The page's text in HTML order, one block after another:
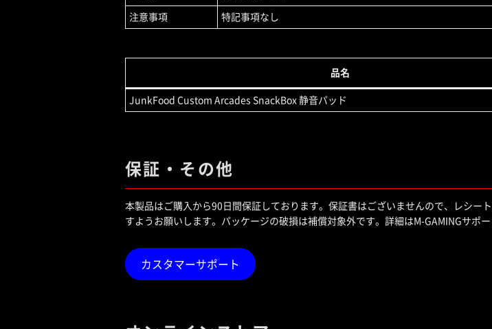
注意事項 特記事項なし
品名
JunkFood Custom Arcades SnackBox 静音パッド
保証・その他
本製品はご購入から90日間保証しております。保証書はございませんので、レシー
すようお願いします。パッケージの破損は補償対象外です。詳細はM-GAMINGサポ
カスタマーサポート